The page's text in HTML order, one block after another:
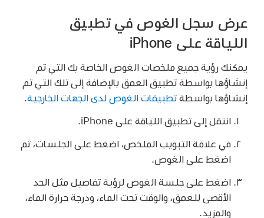
عرض سجل الغوص في تطبيق
اللياقة على iPhone
يمكنك رؤية جميع ملخصات الغوص الخاصة بك التي تم
إنشاؤها بواسطة تطبيق العمق بالإضافة إلى تلك التي تم
إنشاؤها بواسطة تطبيقات الغوص لدى الجهات الخارجية
انتقل إلى تطبيق اللياقة على iPhone.
في علامة التبويب الملخص، اضغط على الجلسات، ثم
اضغط على الغوص.
اضغط على جلسة الغوص لرؤية تفاصيل مثل الحد
الأقصى للعمق، والوقت تحت الماء، ودرجة حرارة الماء،
والمزيد.